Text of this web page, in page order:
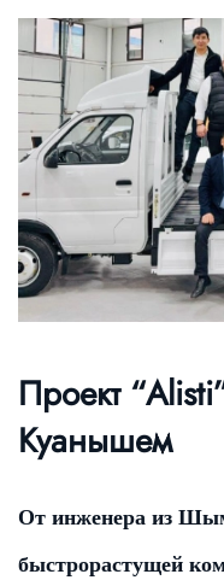
Проект
Куанышем
От инженера из
быстрорастущей